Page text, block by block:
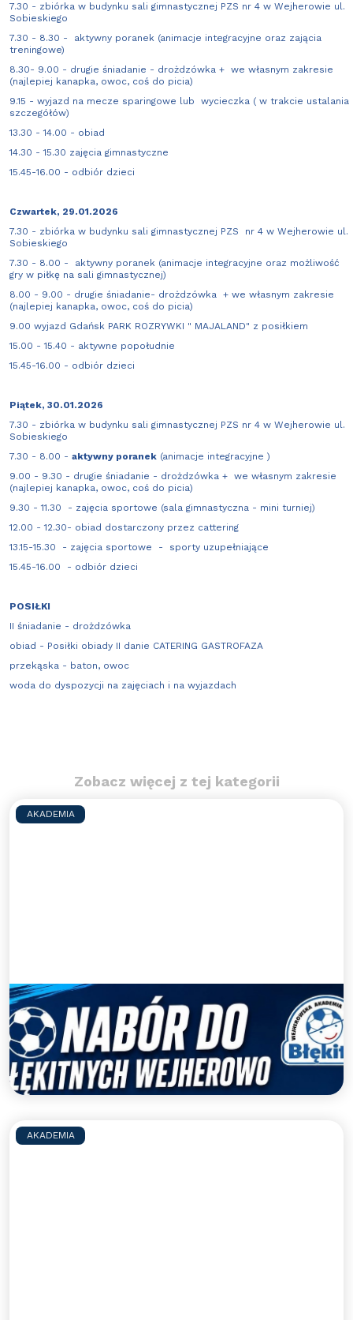
7.30 - zbiórka w budynku sali gimnastycznej PZS nr 4 w Wejherowie ul.
Sobieskiego
7.30 - 8.30 - aktywny poranek (animacje integracyjne oraz zającia
treningowe)
8.30- 9.00 - drugie śniadanie - drożdzówka + we własnym zakresie
(najlepiej kanapka, owoc, coś do picia)
9.15 - wyjazd na mecze sparingowe lub wycieczka ( w trakcie ustalania
szczegółów)
13.30 - 14.00 - obiad
14.30 - 15.30 zajęcia gimnastyczne
15.45-16.00 - odbiór dzieci
Czwartek, 29.01.2026
7.30 - zbiórka w budynku sali gimnastycznej PZS nr 4 w Wejherowie ul.
Sobieskiego
7.30 - 8.00 - aktywny poranek (animacje integracyjne oraz możliwość
gry w piłkę na sali gimnastycznej)
8.00 - 9.00 - drugie śniadanie- drożdzówka + we własnym zakresie
(najlepiej kanapka, owoc, coś do picia)
9.00 wyjazd Gdańsk PARK ROZRYWKI " MAJALAND" z posiłkiem
15.00 - 15.40 - aktywne popołudnie
15.45-16.00 - odbiór dzieci
Piątek, 30.01.2026
7.30 - zbiórka w budynku sali gimnastycznej PZS nr 4 w Wejherowie ul.
Sobieskiego
7.30 - 8.00 - aktywny poranek(animacje integracyjne )
9.00 - 9.30 - drugie śniadanie - drożdzówka + we własnym zakresie
(najlepiej kanapka, owoc, coś do picia)
9.30 - 11.30 - zajęcia sportowe (sala gimnastyczna - mini turniej)
12.00 - 12.30- obiad dostarczony przez cattering
13.15-15.30 - zajęcia sportowe - sporty uzupełniające
15.45-16.00 - odbiór dzieci
POSIŁKI
II śniadanie - drożdzówka
obiad - Posiłki obiady II danie CATERING GASTROFAZA
przekąska - baton, owoc
woda do dyspozycji na zajęciach i na wyjazdach
Zobacz więcej z tej kategorii
AKADEMIA
Nabory uzupełniające do WAPN
Błękitni Wejherowo
Zapraszamy do gry w WAPN Błękitni Wejherowo
Czytaj więcej >>
AKADEMIA